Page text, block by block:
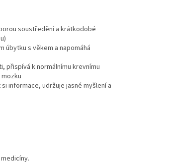
soustředění a krátkodobé
úbytku s věkem a napomáhá
přispívá k normálnímu krevnímu
informace, udržuje jasné myšlení a